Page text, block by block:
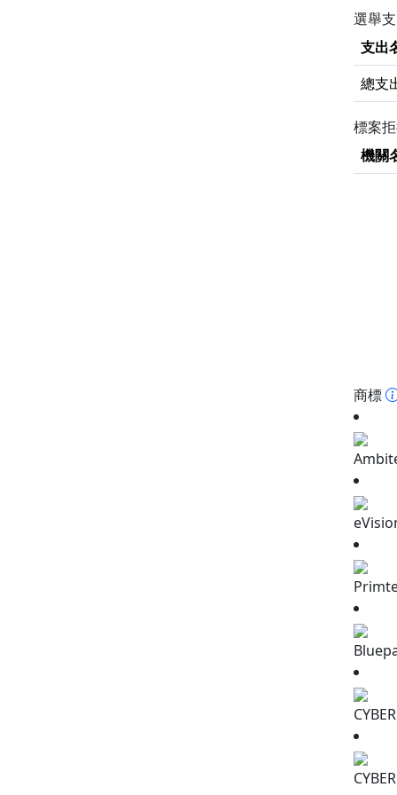
選舉
支出
總支
標案
機關
商標